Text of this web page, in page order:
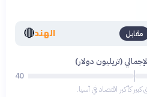
مقابل الهند🔴
(تريليون دولار)
40
كأكبر اقتصاد في آسيا.